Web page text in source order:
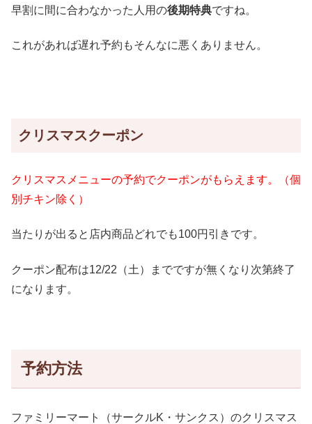
早割に間に合わなかった人用の後期特典ですね。
これがあれば遅れ予約もそんなに悪くありません。
クリスマスクーポン
クリスマスメニューの予約でクーポンがもらえます。（個
別チキン除く）
当たりが出ると店内商品どれでも100円引きです。
クーポン配布は12/22（土）までですが無くなり次第終了
になります。
予約方法
ファミリーマート（サークルK・サンクス）のクリスマス